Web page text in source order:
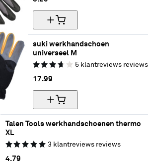
suki werkhandschoen
universeel M
5 klantreviews reviews
17.99
Talen Tools werkhandschoenen thermo
XL
3 klantreviews reviews
4.79